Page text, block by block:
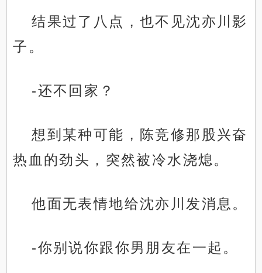
结果过了八点，也不见沈亦川影
子。
-还不回家？
想到某种可能，陈竞修那股兴奋
热血的劲头，突然被冷水浇熄。
他面无表情地给沈亦川发消息。
-你别说你跟你男朋友在一起。